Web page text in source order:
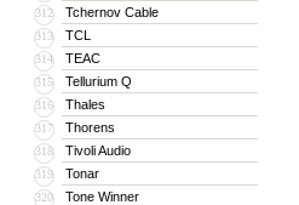
312 Tchernov Cable
313 TCL
314 TEAC
315 Tellurium Q
316 Thales
317 Thorens
318 Tivoli Audio
319 Tonar
320 Tone Winner